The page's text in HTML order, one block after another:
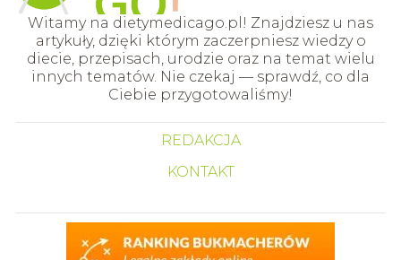
Witamy na dietymedicago.pl! Znajdziesz u nas
artykuły, dzięki którym zaczerpniesz wiedzy o
diecie, przepisach, urodzie oraz na temat wielu
innych tematów. Nie czekaj — sprawdź, co dla
Ciebie przygotowaliśmy!
REDAKCJA
KONTAKT